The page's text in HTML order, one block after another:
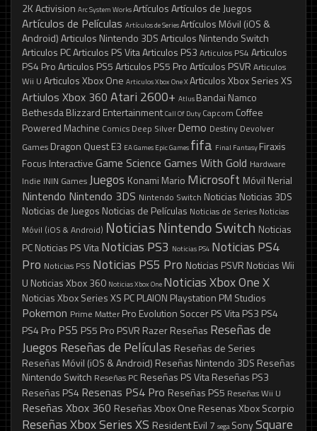
2KActivision Arc System WorksArtículosArtículos de Juegos
Artículos de Películas Artículos de SeriesArtículos Móvil (iOS &
Android)Articulos Nintendo 3DSArticulos Nintendo Switch
Articulos PCArticulos PS VitaArticulos PS3 Articulos PS4 Articulos
PS4 ProArticulos PS5Articulos PS5 ProArtículos PSVR Articulos
Wii U Articulos Xbox One Articulos Xbox One X Articulos Xbox Series XS
Artiulos Xbox 360 Atari 2600+ Atlus Bandai Namco
BethesdaBlizzard EntertainmentCall Of Duty Capcom Coffee
Powered Machine Comics Deep Silver Demo Destiny Devolver
Games Dragon QuestE3 EA Games Epic Games fifa Final Fantasy Firaxis
Focus InteractiveGame Science Games With Gold Hardware
Indie ININ GamesJuegos Konami Mario Microsoft Móvil Nerial
Nintendo Nintendo 3DS Nintendo Switch Noticias Noticias 3DS
Noticias de Juegos Noticias de Películas Noticias de Series Noticias
Móvil (iOS & Android) Noticias Nintendo Switch Noticias
PCNoticias PS VitaNoticias PS3 Noticias PS4 Noticias PS4
Pro Noticias PS5 Noticias PS5 Pro Noticias PSVR Noticias Wii
U Noticias Xbox 360 Noticias Xbox One Noticias Xbox One X
Noticias Xbox Series XS PCPLAION Playstation PM Studios
Pokemon Prime Matter Pro Evolution SoccerPS VitaPS3 PS4
PS4 Pro PS5 PS5 Pro PSVR RazerReseñas Reseñas de
Juegos Reseñas de Películas Reseñas de Series
Reseñas Móvil (iOS & Android) Reseñas Nintendo 3DS Reseñas
Nintendo Switch Reseñas PC Reseñas PS VitaReseñas PS3
Reseñas PS4 Resenas PS4 Pro Reseñas PS5 Reseñas Wii U
Reseñas Xbox 360 Reseñas Xbox One Resenas Xbox Scorpio
Reseñas Xbox Series XS Resident Evil 7 sega SonySquare